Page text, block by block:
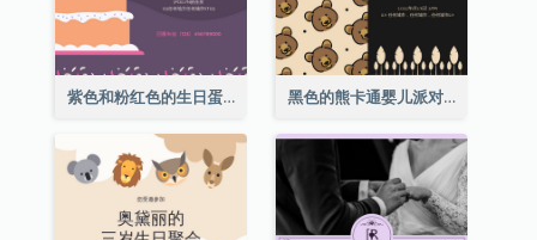
紫色和粉红色的生日蛋糕插图聚会请柬 黑色的熊卡通婴儿派对请柬